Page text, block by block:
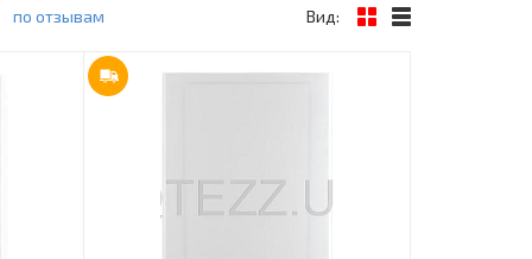
по отзывам Вид: